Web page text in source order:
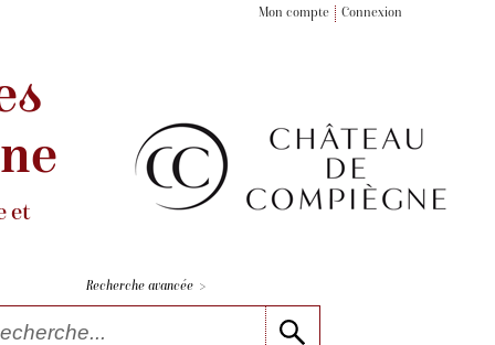
Mon compte Connexion
et
Recherche avancée >